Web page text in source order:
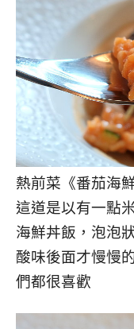
熱前菜《番茄海
這道是以有一點
海鮮丼飯，泡泡
酸味後面才慢慢
們都很喜歡